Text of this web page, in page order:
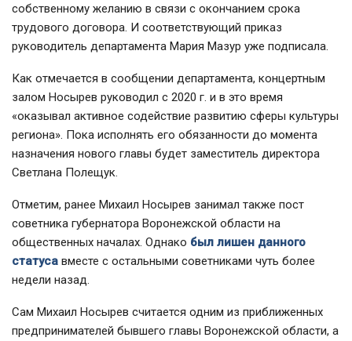
собственному желанию в связи с окончанием срока
трудового договора. И соответствующий приказ
руководитель департамента Мария Мазур уже подписала.
Как отмечается в сообщении департамента, концертным
залом Носырев руководил с 2020 г. и в это время
«оказывал активное содействие развитию сферы культуры
региона». Пока исполнять его обязанности до момента
назначения нового главы будет заместитель директора
Светлана Полещук.
Отметим, ранее Михаил Носырев занимал также пост
советника губернатора Воронежской области на
общественных началах. Однако был лишен данного
статуса вместе с остальными советниками чуть более
недели назад.
Сам Михаил Носырев считается одним из приближенных
предпринимателей бывшего главы Воронежской области, а